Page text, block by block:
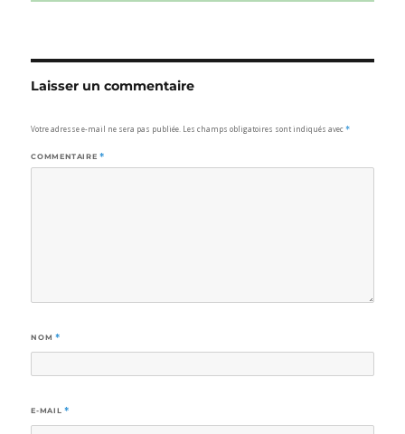
Laisser un commentaire
Votre adresse e-mail ne sera pas publiée. Les champs obligatoires sont indiqués avec*
COMMENTAIRE *
NOM *
E-MAIL *